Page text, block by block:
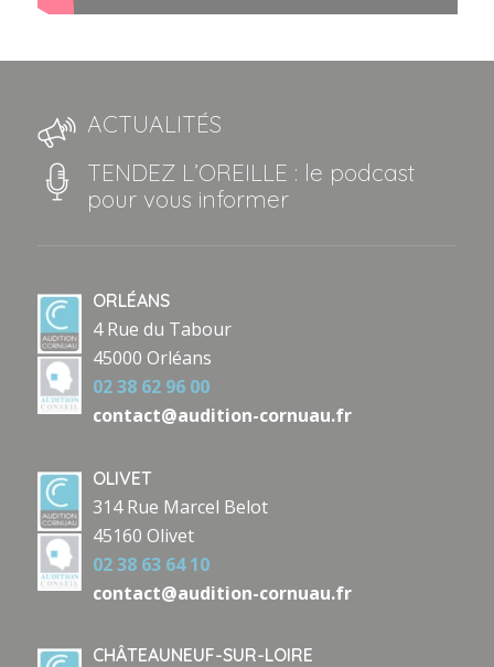
ACTUALITÉS
TENDEZ L’OREILLE : le podcast
pour vous informer
ORLÉANS
4 Rue du Tabour
45000 Orléans
02 38 62 96 00
contact@audition-cornuau.fr
OLIVET
314 Rue Marcel Belot
45160 Olivet
02 38 63 64 10
contact@audition-cornuau.fr
CHÂTEAUNEUF-SUR-LOIRE